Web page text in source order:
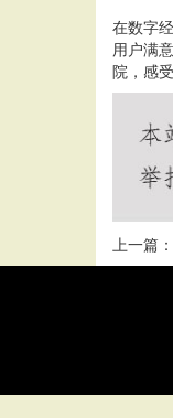
在数字
用户满
院，感
上一篇：